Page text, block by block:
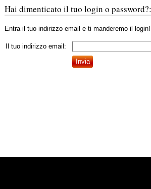
Hai dimenticato il tuo login o password?:
Entra il tuo indirizzo email e ti manderemo il login!
Il tuo indirizzo email: